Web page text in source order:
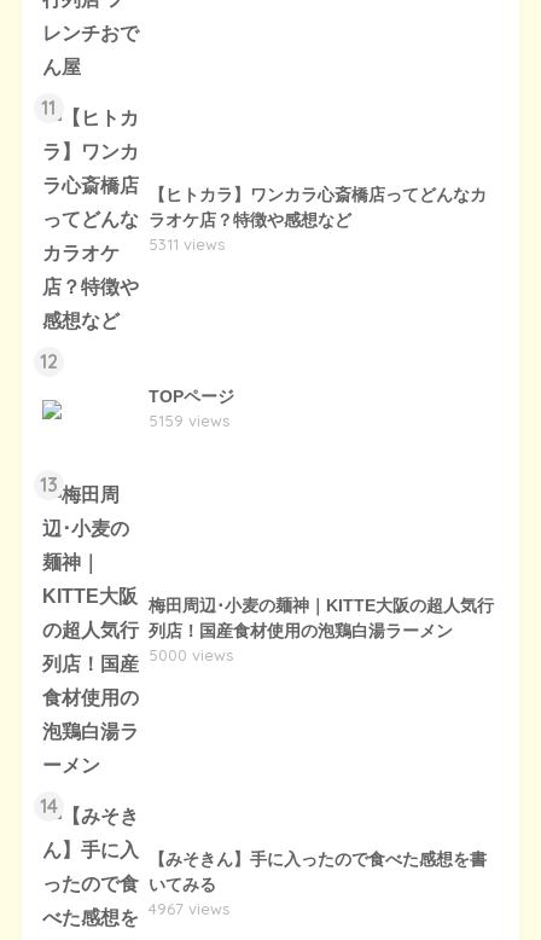
11
【ヒトカラ】ワンカラ心斎橋店ってどんなカ
ラオケ店？特徴や感想など
5311 views
12
TOPページ
5159 views
13
梅田周辺･小麦の麺神｜KITTE大阪の超人気行
列店！国産食材使用の泡鶏白湯ラーメン
5000 views
14
【みそきん】手に入ったので食べた感想を書
いてみる
4967 views